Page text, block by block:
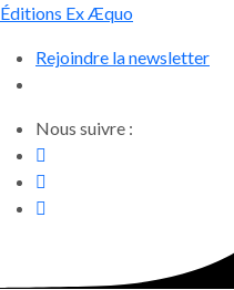
Skip
content
Éditions Ex Æquo
Rejoindre la newsletter
Nous suivre :